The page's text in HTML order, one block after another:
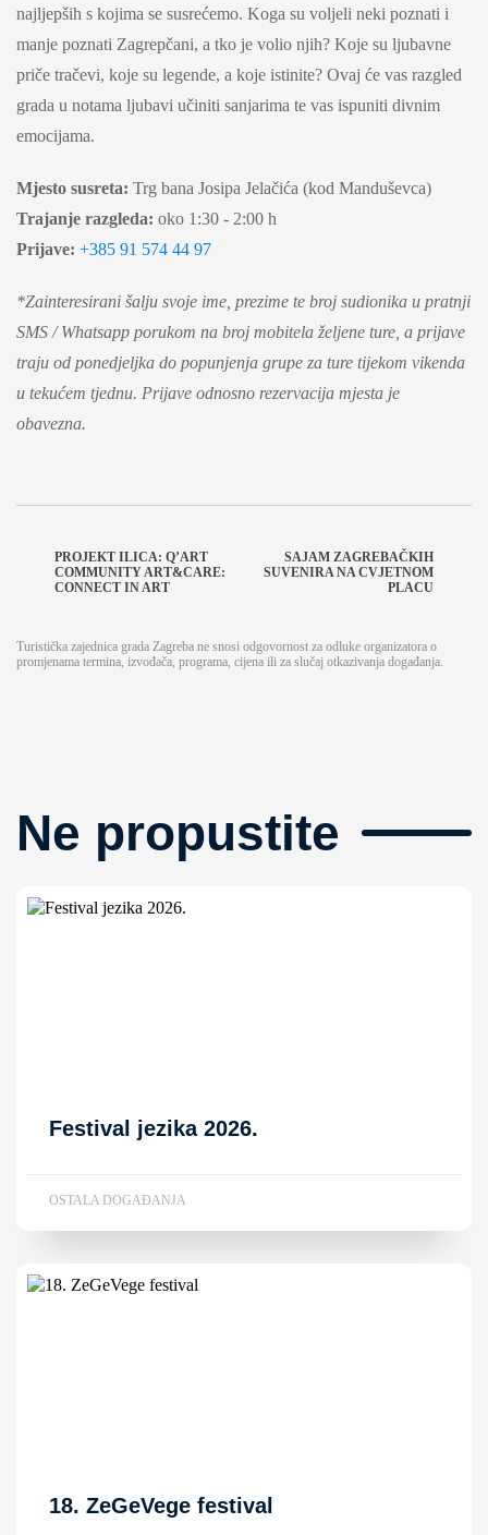
najljepših s kojima se susrećemo. Koga su voljeli neki poznati i
manje poznati Zagrepčani, a tko je volio njih? Koje su ljubavne
priče tračevi, koje su legende, a koje istinite? Ovaj će vas razgled
grada u notama ljubavi učiniti sanjarima te vas ispuniti divnim
emocijama.
Mjesto susreta: Trg bana Josipa Jelačića (kod Manduševca)
Trajanje razgleda: oko 1:30 - 2:00 h
Prijave: +385 91 574 44 97
*Zainteresirani šalju svoje ime, prezime te broj sudionika u pratnji
SMS / Whatsapp porukom na broj mobitela željene ture, a prijave
traju od ponedjeljka do popunjenja grupe za ture tijekom vikenda
u tekućem tjednu. Prijave odnosno rezervacija mjesta je
obavezna.
PROJEKT ILICA: Q’ART
COMMUNITY ART&CARE:
CONNECT IN ART
SAJAM ZAGREBAČKIH
SUVENIRA NA CVJETNOM
PLACU
Turistička zajednica grada Zagreba ne snosi odgovornost za odluke organizatora o
promjenama termina, izvođača, programa, cijena ili za slučaj otkazivanja događanja.
Ne propustite
Festival jezika 2026.
OSTALA DOGAĐANJA
18. ZeGeVege festival